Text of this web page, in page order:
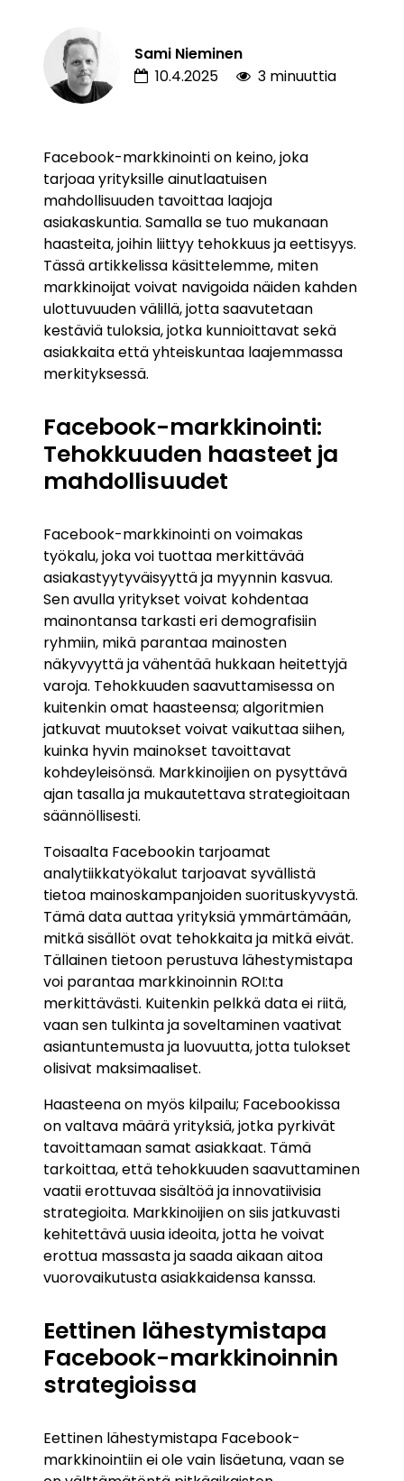
Sami Nieminen
10.4.2025
3 minuuttia
Facebook-markkinointi on keino, joka
tarjoaa yrityksille ainutlaatuisen
mahdollisuuden tavoittaa laajoja
asiakaskuntia. Samalla se tuo mukanaan
haasteita, joihin liittyy tehokkuus ja eettisyys.
Tässä artikkelissa käsittelemme, miten
markkinoijat voivat navigoida näiden kahden
ulottuvuuden välillä, jotta saavutetaan
kestäviä tuloksia, jotka kunnioittavat sekä
asiakkaita että yhteiskuntaa laajemmassa
merkityksessä.
Facebook-markkinointi:
Tehokkuuden haasteet ja
mahdollisuudet
Facebook-markkinointi on voimakas
työkalu, joka voi tuottaa merkittävää
asiakastyytyväisyyttä ja myynnin kasvua.
Sen avulla yritykset voivat kohdentaa
mainontansa tarkasti eri demografisiin
ryhmiin, mikä parantaa mainosten
näkyvyyttä ja vähentää hukkaan heitettyjä
varoja. Tehokkuuden saavuttamisessa on
kuitenkin omat haasteensa; algoritmien
jatkuvat muutokset voivat vaikuttaa siihen,
kuinka hyvin mainokset tavoittavat
kohdeyleisönsä. Markkinoijien on pysyttävä
ajan tasalla ja mukautettava strategioitaan
säännöllisesti.
Toisaalta Facebookin tarjoamat
analytiikkatyökalut tarjoavat syvällistä
tietoa mainoskampanjoiden suorituskyvystä.
Tämä data auttaa yrityksiä ymmärtämään,
mitkä sisällöt ovat tehokkaita ja mitkä eivät.
Tällainen tietoon perustuva lähestymistapa
voi parantaa markkinoinnin ROI:ta
merkittävästi. Kuitenkin pelkkä data ei riitä,
vaan sen tulkinta ja soveltaminen vaativat
asiantuntemusta ja luovuutta, jotta tulokset
olisivat maksimaaliset.
Haasteena on myös kilpailu; Facebookissa
on valtava määrä yrityksiä, jotka pyrkivät
tavoittamaan samat asiakkaat. Tämä
tarkoittaa, että tehokkuuden saavuttaminen
vaatii erottuvaa sisältöä ja innovatiivisia
strategioita. Markkinoijien on siis jatkuvasti
kehitettävä uusia ideoita, jotta he voivat
erottua massasta ja saada aikaan aitoa
vuorovaikutusta asiakkaidensa kanssa.
Eettinen lähestymistapa
Facebook-markkinoinnin
strategioissa
Eettinen lähestymistapa Facebook-
markkinointiin ei ole vain lisäetuna, vaan se